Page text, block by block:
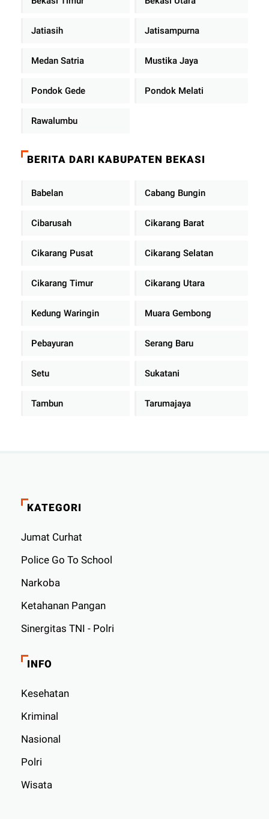
Jatiasih Jatisampurna
Medan Satria Mustika Jaya
Pondok Gede Pondok Melati
Rawalumbu
BERITA DARI KABUPATEN BEKASI
Babelan Cabang Bungin
Cibarusah Cikarang Barat
Cikarang Pusat Cikarang Selatan
Cikarang Timur Cikarang Utara
Kedung Waringin Muara Gembong
Pebayuran Serang Baru
Setu Sukatani
Tambun Tarumajaya
KATEGORI
Jumat Curhat
Police Go To School
Narkoba
Ketahanan Pangan
Sinergitas TNI - Polri
INFO
Kesehatan
Kriminal
Nasional
Polri
Wisata